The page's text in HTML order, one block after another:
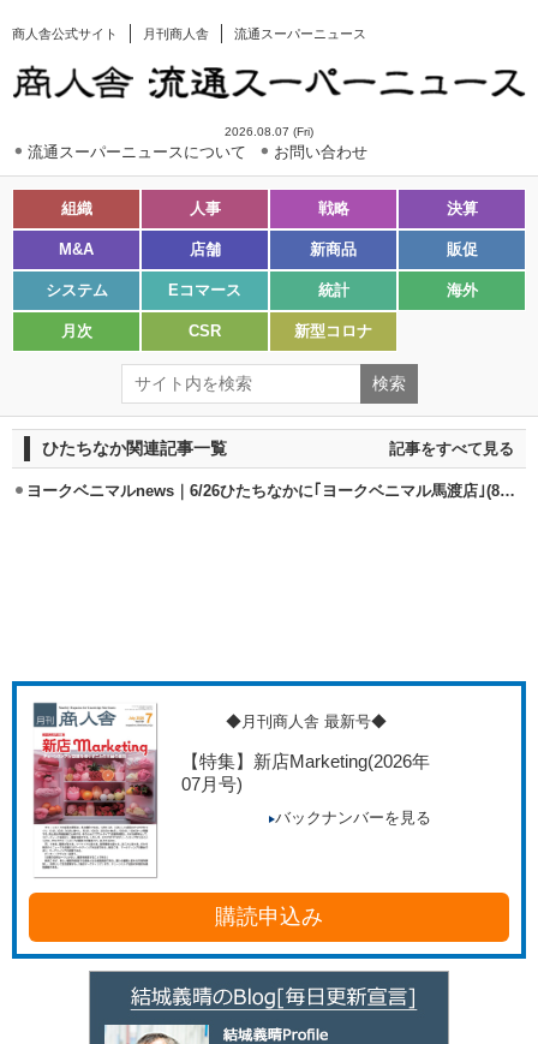
商人舎公式サイト 月刊商人舎 流通スーパーニュース
2026.08.07 (Fri)
流通スーパーニュースについて お問い合わせ
組織 人事 戦略 決算
M&A 店舗 新商品 販促
システム Eコマース 統計 海外
月次 CSR 新型コロナ
ひたちなか関連記事一覧 記事をすべて見る
ヨークベニマルnews｜6/26ひたちなかに｢ヨークベニマル馬渡店｣(890坪)
◆月刊商人舎 最新号◆
【特集】新店Marketing(2026年
07月号)
バックナンバーを見る
購読申込み